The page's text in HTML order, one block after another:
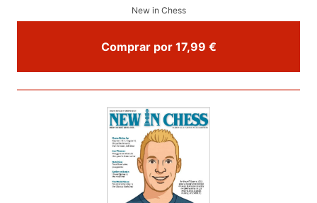
New in Chess
Comprar por 17,99 €